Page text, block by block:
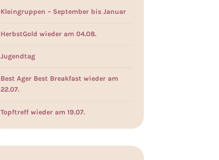
Kleingruppen – September bis Januar
HerbstGold wieder am 04.08.
Jugendtag
Best Ager Best Breakfast wieder am
22.07.
Topftreff wieder am 19.07.